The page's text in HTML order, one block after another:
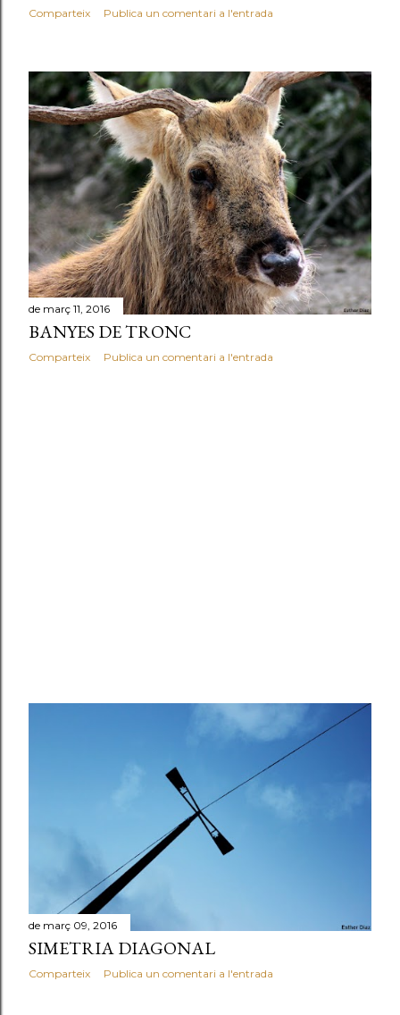
Comparteix Publica un comentari a l'entrada
de març 11, 2016
BANYES DE TRONC
Comparteix Publica un comentari a l'entrada
de març 09, 2016
SIMETRIA DIAGONAL
Comparteix Publica un comentari a l'entrada